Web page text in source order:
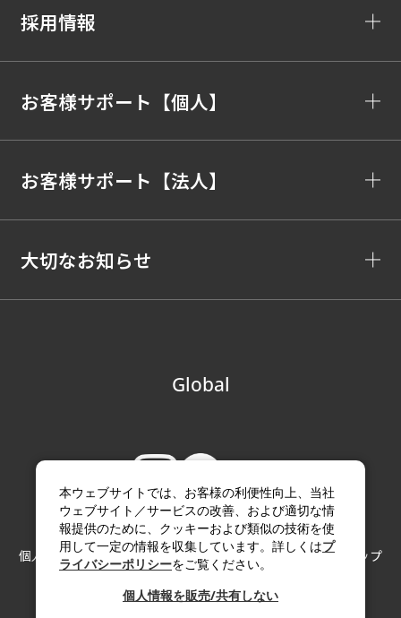
採用情報
お客様サポート【個人】
お客様サポート【法人】
大切なお知らせ
Global
個人情報の取り扱い サイトのご利用にあたって サイトマップ
Copyright (c) Paloma Co., LTD. All rights reserved.
本ウェブサイトでは、お客様の利便性向上、当社
ウェブサイト／サービスの改善、および適切な情
報提供のために、クッキーおよび類似の技術を使
用して一定の情報を収集しています。詳しくはプ
ライバシーポリシーをご覧ください。
個人情報を販売/共有しない